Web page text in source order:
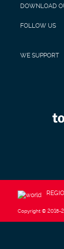
DOWNLOAD
FOLLOW US
WE SUPPORT
Copyright © 2018-